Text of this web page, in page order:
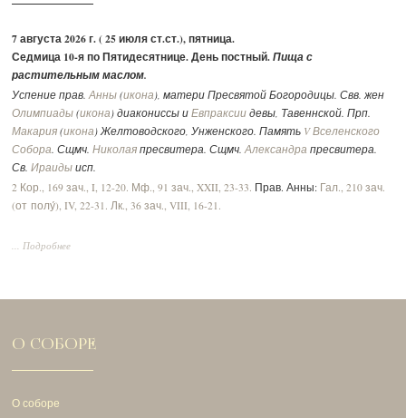
7 августа 2026 г. ( 25 июля ст.ст.), пятница.
Седмица 10-я по Пятидесятнице. День постный.Пища с
растительным маслом.
Успение прав.Анны (икона ), матери Пресвятой Богородицы. Свв. жен
Олимпиады (икона ) диакониссы иЕвпраксии девы, Тавеннской. Прп.
Макария (икона ) Желтоводского, Унженского. Память V Вселенского
Собора . Сщмч.Николая пресвитера. Сщмч.Александра пресвитера.
Св.Ираиды исп.
2 Кор., 169 зач., I, 12-20. Мф., 91 зач., XXII, 23-33. Прав. Анны: Гал., 210 зач.
(от полу́), IV, 22-31. Лк., 36 зач., VIII, 16-21.
... Подробнее
О СОБОРЕ
О соборе